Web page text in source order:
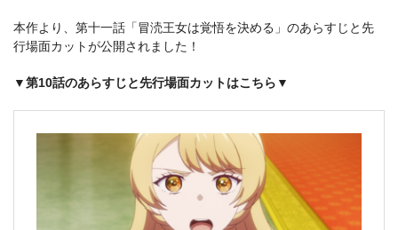
本作より、第十一話「冒涜王女は覚悟を決める」のあらすじと先
行場面カットが公開されました！
▼第10話のあらすじと先行場面カットはこちら▼